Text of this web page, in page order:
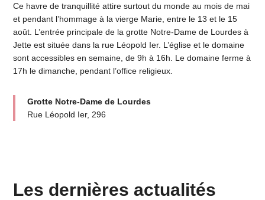
Ce havre de tranquillité attire surtout du monde au mois de mai
et pendant l’hommage à la vierge Marie, entre le 13 et le 15
août. L’entrée principale de la grotte Notre-Dame de Lourdes à
Jette est située dans la rue Léopold Ier. L’église et le domaine
sont accessibles en semaine, de 9h à 16h. Le domaine ferme à
17h le dimanche, pendant l’office religieux.
Grotte Notre-Dame de Lourdes
Rue Léopold Ier, 296
Les dernières actualités